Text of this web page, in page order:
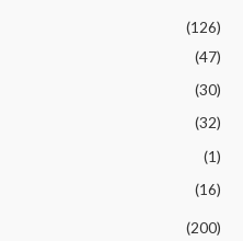
(126)
(47)
(30)
(32)
(1)
(16)
(200)